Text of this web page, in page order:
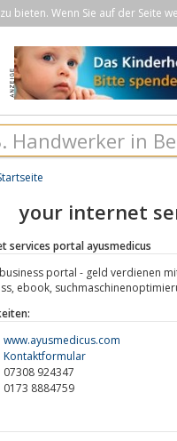
bieten. Wenn Sie auf der Seite
your internet
services portal ayusmedicus
portal - geld verdienen
ebook,
www.ayusmedicus.com
Kontaktformular
07308 924347
0173 8884759